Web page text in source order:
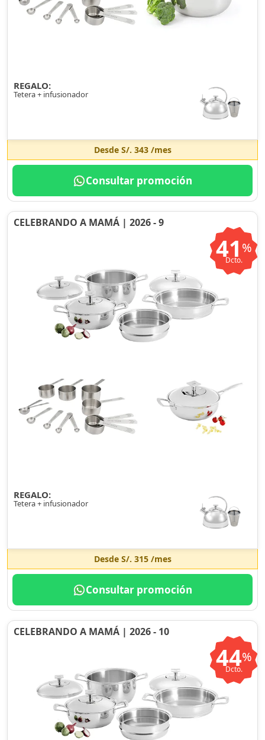
REGALO:
Tetera + infusionador
Desde S/. 343/mes
Consultar promoción
CELEBRANDO A MAMÁ | 2026 - 9
41 %
Dcto.
REGALO:
Tetera + infusionador
Desde S/. 315/mes
Consultar promoción
CELEBRANDO A MAMÁ | 2026 - 10
44%
Dcto.